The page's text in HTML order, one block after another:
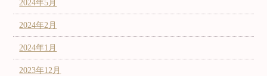
2024年5月
2024年2月
2024年1月
2023年12月